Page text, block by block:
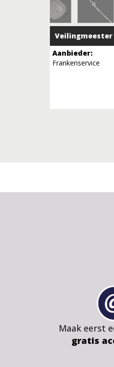
Veilingmeester
Aanbieder:
Frankenservice
Maak eerst
gratis